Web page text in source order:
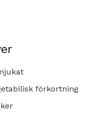
förkortning